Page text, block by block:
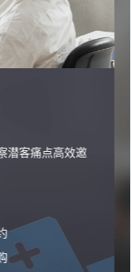
潜客痛点高效邀